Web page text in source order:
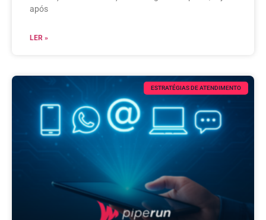
após
LER »
ESTRATÉGIAS DE ATENDIMENTO